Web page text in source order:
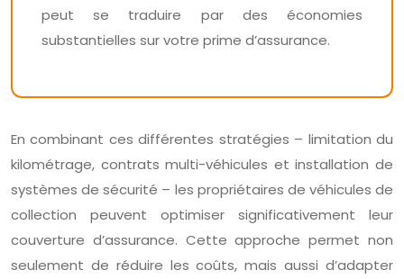
peut se traduire par des économies
substantielles sur votre prime d’assurance.
En combinant ces différentes stratégies – limitation du
kilométrage, contrats multi-véhicules et installation de
systèmes de sécurité – les propriétaires de véhicules de
collection peuvent optimiser significativement leur
couverture d’assurance. Cette approche permet non
seulement de réduire les coûts, mais aussi d’adapter